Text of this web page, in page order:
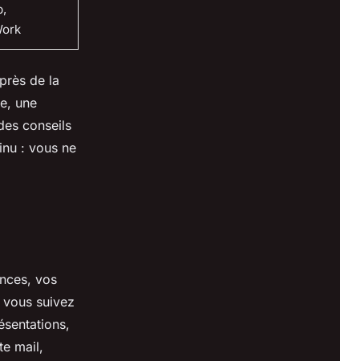
de la
une
conseils
: vous ne
vos
suivez
mail,